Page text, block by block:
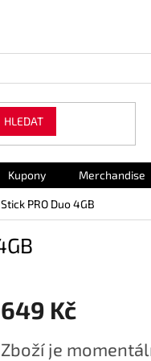
HLEDAT
Kupony Merchandise
PRO Duo 4GB
649 Kč
cena:
Zboží je